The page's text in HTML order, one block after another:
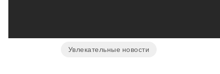
Увлекательные новости